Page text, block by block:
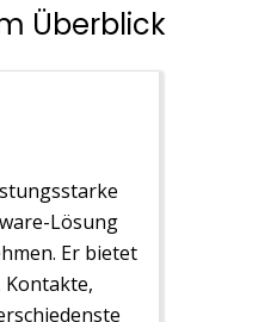
Überblick
Lösung
Er bietet
Kontakte,